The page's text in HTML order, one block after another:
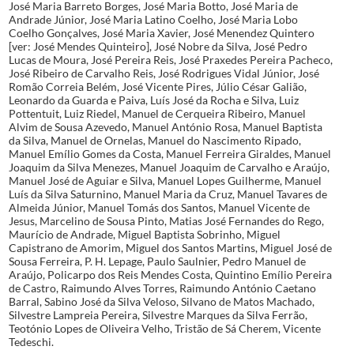
José Maria Barreto Borges, José Maria Botto, José Maria de
Andrade Júnior, José Maria Latino Coelho, José Maria Lobo
Coelho Gonçalves, José Maria Xavier, José Menendez Quintero
[ver: José Mendes Quinteiro], José Nobre da Silva, José Pedro
Lucas de Moura, José Pereira Reis, José Praxedes Pereira Pacheco,
José Ribeiro de Carvalho Reis, José Rodrigues Vidal Júnior, José
Romão Correia Belém, José Vicente Pires, Júlio César Galião,
Leonardo da Guarda e Paiva, Luís José da Rocha e Silva, Luiz
Pottentuit, Luiz Riedel, Manuel de Cerqueira Ribeiro, Manuel
Alvim de Sousa Azevedo, Manuel António Rosa, Manuel Baptista
da Silva, Manuel de Ornelas, Manuel do Nascimento Ripado,
Manuel Emílio Gomes da Costa, Manuel Ferreira Giraldes, Manuel
Joaquim da Silva Menezes, Manuel Joaquim de Carvalho e Araújo,
Manuel José de Aguiar e Silva, Manuel Lopes Guilherme, Manuel
Luís da Silva Saturnino, Manuel Maria da Cruz, Manuel Tavares de
Almeida Júnior, Manuel Tomás dos Santos, Manuel Vicente de
Jesus, Marcelino de Sousa Pinto, Matias José Fernandes do Rego,
Maurício de Andrade, Miguel Baptista Sobrinho, Miguel
Capistrano de Amorim, Miguel dos Santos Martins, Miguel José de
Sousa Ferreira, P. H. Lepage, Paulo Saulnier, Pedro Manuel de
Araújo, Policarpo dos Reis Mendes Costa, Quintino Emílio Pereira
de Castro, Raimundo Alves Torres, Raimundo António Caetano
Barral, Sabino José da Silva Veloso, Silvano de Matos Machado,
Silvestre Lampreia Pereira, Silvestre Marques da Silva Ferrão,
Teotónio Lopes de Oliveira Velho, Tristão de Sá Cherem, Vicente
Tedeschi.